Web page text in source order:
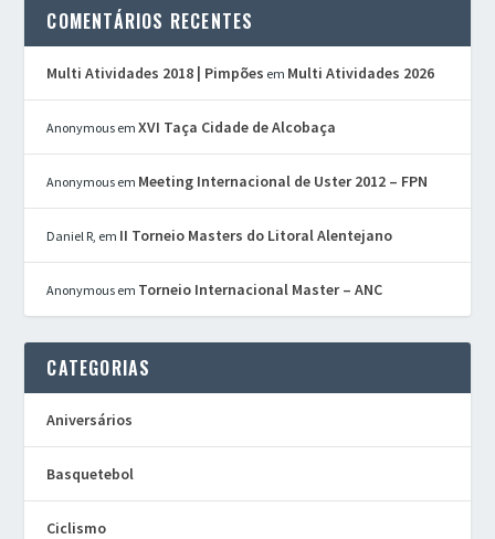
COMENTÁRIOS RECENTES
Multi Atividades 2018 | Pimpões em Multi Atividades 2026
Anonymous emXVI Taça Cidade de Alcobaça
Anonymous em Meeting Internacional de Uster 2012 – FPN
Daniel R, em II Torneio Masters do Litoral Alentejano
Anonymous em Torneio Internacional Master – ANC
CATEGORIAS
Aniversários
Basquetebol
Ciclismo